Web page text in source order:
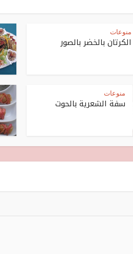
منوعات
الكرتان بالخضر بالصور
منوعات
سفة الشعرية بالحوت